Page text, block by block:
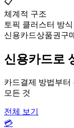
체계적 구조
토픽 클러스터 방식
신용카드상품권구
신용카드로
카드결제 방법부터
모든 것
전체 보기
💳